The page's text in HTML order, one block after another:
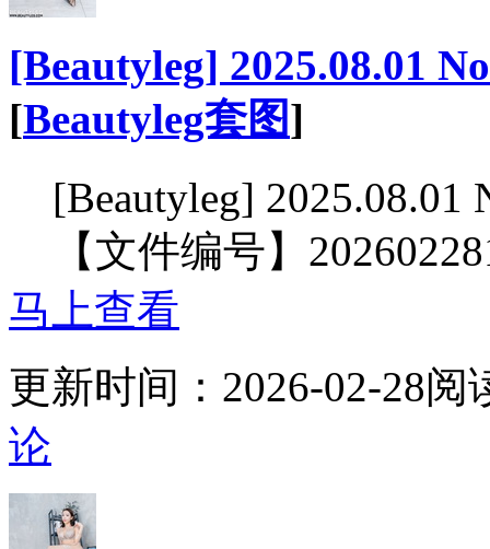
[Beautyleg] 2025.08.01
[Beautyleg套图]
[Beautyleg] 2025.08.01
【文件编号】
马上查看
更新时间： 2026-02-28阅
论